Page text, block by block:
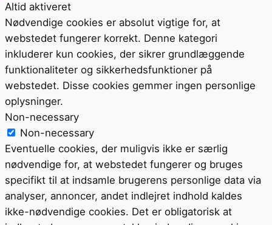
Altid aktiveret
Nødvendige cookies er absolut vigtige for, at
webstedet fungerer korrekt. Denne kategori
inkluderer kun cookies, der sikrer grundlæggende
funktionaliteter og sikkerhedsfunktioner på
webstedet. Disse cookies gemmer ingen personlige
oplysninger.
Non-necessary
Non-necessary
Eventuelle cookies, der muligvis ikke er særlig
nødvendige for, at webstedet fungerer og bruges
specifikt til at indsamle brugerens personlige data via
analyser, annoncer, andet indlejret indhold kaldes
ikke-nødvendige cookies. Det er obligatorisk at